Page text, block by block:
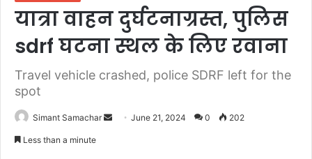
यात्रा वाहन दुर्घटनाग्रस्त, पुलिस
sdrf घटना स्थल के लिए रवाना
Travel vehicle crashed, police SDRF left for the
spot
Simant Samachar June 21, 2024 0 202
Less than a minute